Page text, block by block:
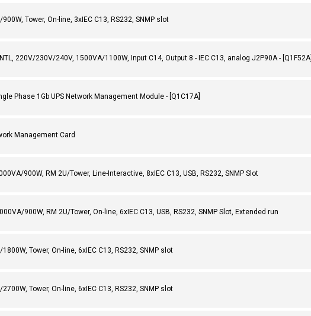
Tower, On-line, 3xIEC C13, RS232, SNMP slot
220V/230V/240V, 1500VA/1100W, Input C14, Output 8 - IEC C13, analog J2P90A - [Q1F52A]
Phase 1Gb UPS Network Management Module - [Q1C17A]
Management Card
900W, RM 2U/Tower, Line-Interactive, 8xIEC C13, USB, RS232, SNMP Slot
900W, RM 2U/Tower, On-line, 6xIEC C13, USB, RS232, SNMP Slot, Extended run
Tower, On-line, 6xIEC C13, RS232, SNMP slot
Tower, On-line, 6xIEC C13, RS232, SNMP slot